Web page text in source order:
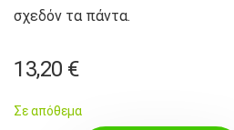
σχεδόν τα πάντα.
13,20 €
Σε απόθεμα